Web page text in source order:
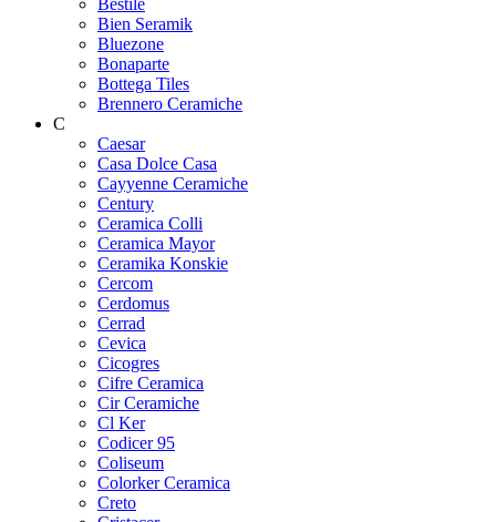
Bien Seramik
Bluezone
Bonaparte
Bottega Tiles
Brennero Ceramiche
C
Caesar
Casa Dolce Casa
Cayyenne Ceramiche
Century
Ceramica Colli
Ceramica Mayor
Ceramika Konskie
Cercom
Cerdomus
Cerrad
Cevica
Cicogres
Cifre Ceramica
Cir Ceramiche
Cl Ker
Codicer 95
Coliseum
Colorker Ceramica
Creto